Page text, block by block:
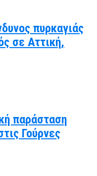
πυρκαγιάς
σε Αττική,
παράσταση
Γούρνες